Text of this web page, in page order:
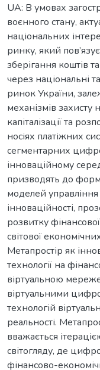
UA: В умовах
воєнного стану,
національних
ринку, який
зберігання коштів
через національні
ринок України,
механізмів захисту
капіталізації та
носіях платіжних
сегментарних
інноваційному
призводять до
моделей
інноваційності,
розвитку
світової
Метапростір як
технології на
віртуальною
віртуальними
технологій
реальності.
вважається
світогляду, де
фінансово-